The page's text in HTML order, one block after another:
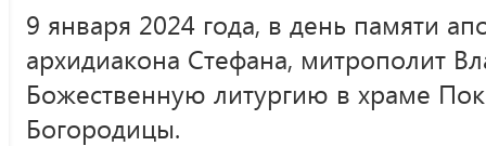
9 января 2024 года, в день памяти
архидиакона Стефана, митрополит
Божественную литургию в храме
Богородицы.